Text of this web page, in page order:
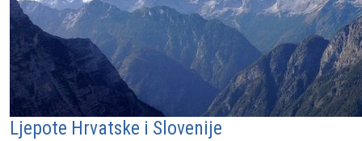
Ljepote Hrvatske i Slovenije